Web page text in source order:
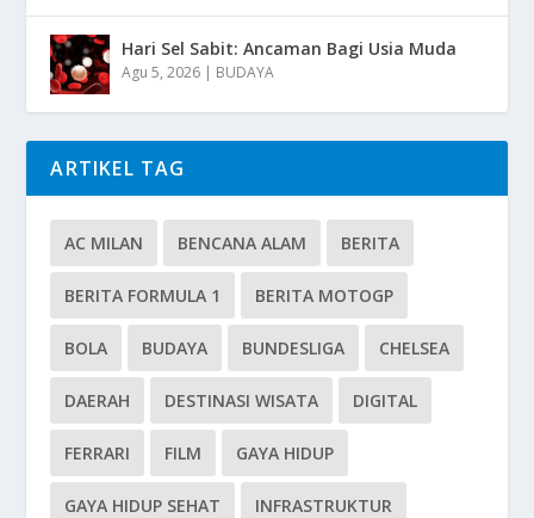
Hari Sel Sabit: Ancaman Bagi Usia Muda
Agu 5, 2026 | BUDAYA
ARTIKEL TAG
AC MILAN BENCANA ALAM BERITA
BERITA FORMULA 1 BERITA MOTOGP
BOLA BUDAYA BUNDESLIGA CHELSEA
DAERAH DESTINASI WISATA DIGITAL
FERRARI FILM GAYA HIDUP
GAYA HIDUP SEHAT INFRASTRUKTUR